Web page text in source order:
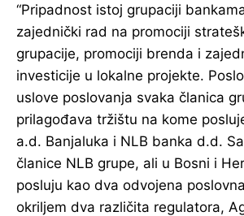
“Pripadnost istoj grupaciji
zajednički rad na promociji
grupacije, promociji brenda i
investicije u lokalne projekte.
uslove poslovanja svaka članica
prilagođava tržištu na kome
a.d. Banjaluka i NLB banka d.d.
članice NLB grupe, ali u Bosni i
posluju kao dva odvojena
okriljem dva različita regulatora,